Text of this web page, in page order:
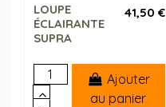
LOUPE
ÉCLAIRANTE
SUPRA
41,50 €
Ajouter
au panier